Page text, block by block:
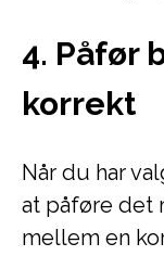
4. Påfør
korrekt
Når du har
at påføre det
mellem en